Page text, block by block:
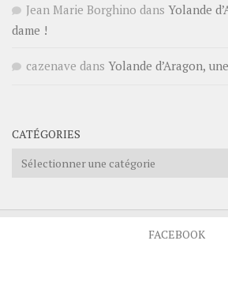
Jean Marie Borghino dans Yolande
dame !
cazenave dans Yolande d’Aragon,
CATÉGORIES
Catégories
FACEBOOK